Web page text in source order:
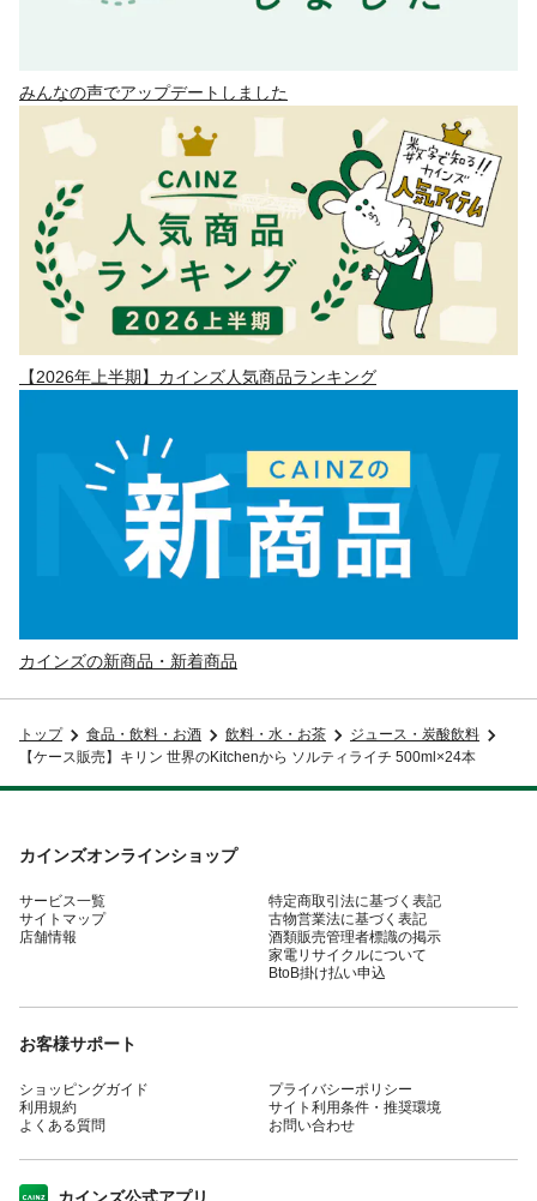
みんなの声でアップデートしました
【2026年上半期】カインズ人気商品ランキング
カインズの新商品・新着商品
トップ 食品・飲料・お酒 飲料・水・お茶
ジュース・炭酸飲料
【ケース販売】キリン 世界のKitchenから ソルティライチ 500ml×24本
カインズオンラインショップ
サービス一覧
サイトマップ
店舗情報
特定商取引法に基づく表記
古物営業法に基づく表記
酒類販売管理者標識の掲示
家電リサイクルについて
BtoB掛け払い申込
お客様サポート
ショッピングガイド
利用規約
よくある質問
プライバシーポリシー
サイト利用条件・推奨環境
お問い合わせ